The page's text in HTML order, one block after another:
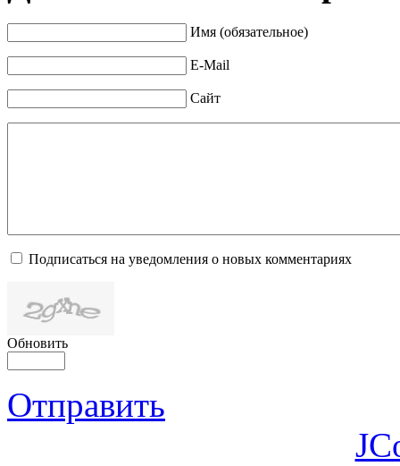
Имя (обязательное)
E-Mail
Сайт
Подписаться на уведомления о новых комментариях
Обновить
Отправить